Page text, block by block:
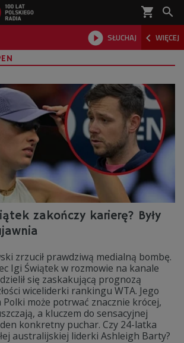
shopping_cart 
 SŁUCHAJ  WIĘCEJ

zakończy karierę? Były
zrzucił prawdziwą medialną bombę.
Igi Świątek w rozmowie na kanale
się zaskakującą prognozą
wiceliderki rankingu WTA. Jego
może potrwać znacznie krócej,
a kluczem do sensacyjnej
konkretny puchar. Czy 24-latka
australijskiej liderki Ashleigh Barty?